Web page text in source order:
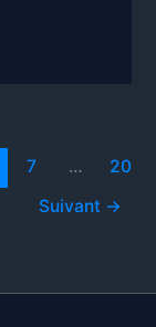
7 …
20
Suivant →